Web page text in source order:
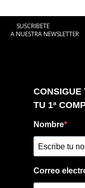
SUSCRIBETE
A NUESTRA NEWSLETTER